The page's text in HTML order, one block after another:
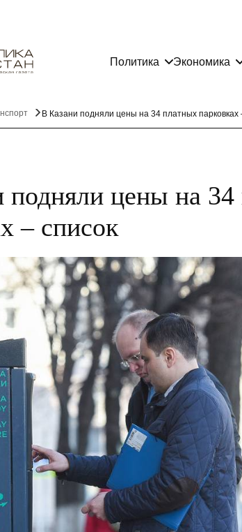
Политика Экономика
В Казани подняли цены на 34 платных парковках
подняли цены на 34
– список